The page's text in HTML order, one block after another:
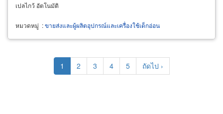
เปลไกว้ อัตโนมัติ
หมวดหมู่ :ขายส่งและผู้ผลิตอุปกรณ์และเครื่องใช้เด็กอ่อน
Pagination Current
page
1 Page
2 Page
3 Page
4 Page
5
Next
page
ถัดไป ›